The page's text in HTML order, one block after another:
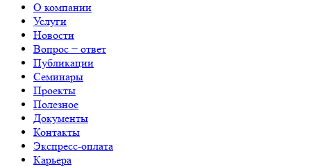
О компании
Услуги
Новости
Вопрос − ответ
Публикации
Семинары
Проекты
Полезное
Документы
Контакты
Экспресс-оплата
Карьера